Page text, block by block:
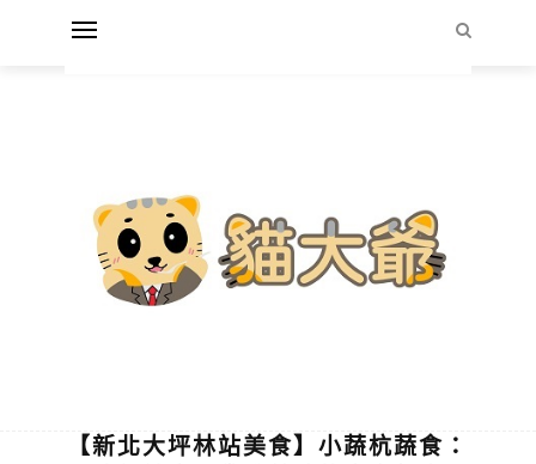
【新北大坪林站美食】小蔬杭蔬食：